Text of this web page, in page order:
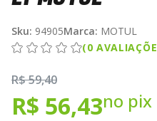
Sku: 94905Marca: MOTUL
(0
R$ 59,40
R$ 56,43no pix